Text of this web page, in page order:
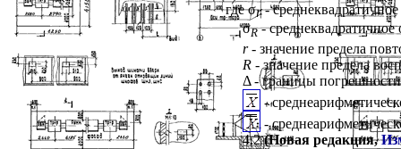
где σr -
σR- среднеквадратичное
r - значение предела
R- значение предела
Δ - границы
-
-
4.2(Новая редакция,